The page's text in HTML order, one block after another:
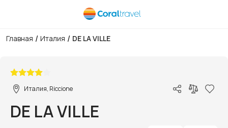
Главная / Италия / DE LA VILLE
Италия, Riccione
DE LA VILLE